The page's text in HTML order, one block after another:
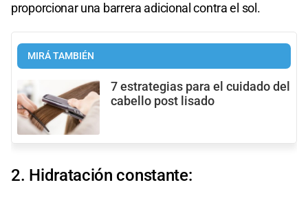
proporcionar una barrera adicional contra el sol.
MIRÁ TAMBIÉN
7 estrategias para el cuidado del
cabello post lisado
2. Hidratación constante: